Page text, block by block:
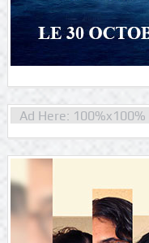
Ad Here: 100%x100%